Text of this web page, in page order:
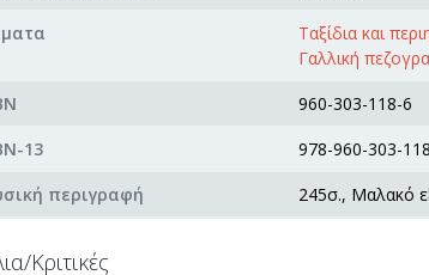
Ταξίδια και
Γαλλική
960-303-118-6
13
978-960-303-
περιγραφή
245σ., Μαλακό
Κριτικές